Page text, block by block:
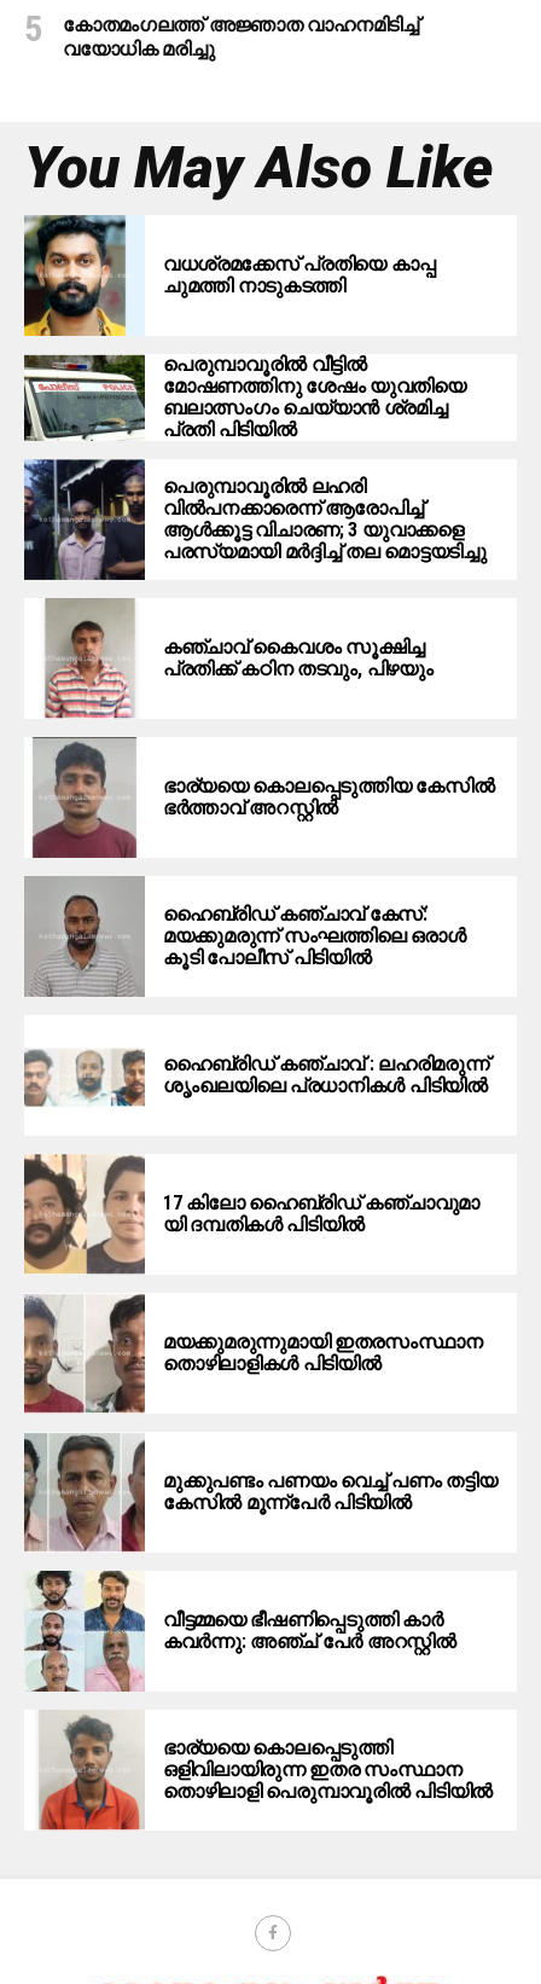
കോതമംഗലത്ത് അജ്ഞാത വാഹനമിടിച്ച്
വയോധിക മരിച്ചു
You May Also Like
വധശ്രമക്കേസ് പ്രതിയെ കാപ്പ
ചുമത്തി നാടുകടത്തി
പെരുമ്പാവൂരില്‍ വീട്ടില്‍
മോഷണത്തിനു ശേഷം യുവതിയെ
ബലാത്സംഗം ചെയ്യാന്‍ ശ്രമിച്ച
പ്രതി പിടിയില്‍
പെരുമ്പാവൂരില്‍ ലഹരി
വില്‍പനക്കാരെന്ന് ആരോപിച്ച്
ആള്‍ക്കൂട്ട വിചാരണ; 3 യുവാക്കളെ
പരസ്യമായി മര്‍ദ്ദിച്ച് തല മൊട്ടയടിച്ചു
കഞ്ചാവ് കൈവശം സൂക്ഷിച്ച
പ്രതിക്ക് കഠിന തടവും, പിഴയും
ഭാര്യയെ കൊലപ്പെടുത്തിയ കേസിൽ
ഭർത്താവ് അറസ്റ്റിൽ
ഹൈബ്രിഡ് കഞ്ചാവ് കേസ്:
മയക്കുമരുന്ന് സംഘത്തിലെ ഒരാൾ
കൂടി പോലീസ് പിടിയിൽ
ഹൈ​ബ്രി​ഡ് ക​ഞ്ചാ​വ് : ല​ഹ​രി​മ​രു​ന്ന്
ശൃം​ഖ​ല​യി​ലെ പ്ര​ധാ​നി​ക​ൾ പിടിയില്‍
17 കി​ലോ ഹൈ​ബ്രി​ഡ് ക​ഞ്ചാ​വു​മാ​
യി ദ​മ്പ​തി​ക​ൾ പി​ടി​യി​ൽ
മ​യ​ക്കു​മ​രു​ന്നു​മാ​യി ഇ​ത​ര​സം​സ്ഥാ​ന
തൊ​ഴി​ലാ​ളി​ക​ൾ പി​ടി​യി​ൽ
മുക്കുപണ്ടം പണയം വെച്ച് പണം തട്ടിയ
കേസിൽ മൂന്ന്പേർ പിടിയിൽ
വീട്ടമ്മയെ ഭീഷണിപ്പെടുത്തി കാര്‍
കവര്‍ന്നു: അഞ്ച് പേര്‍ അറസ്റ്റില്‍
ഭാര്യയെ കൊലപ്പെടുത്തി
ഒളിവിലായിരുന്ന ഇതര സംസ്ഥാന
തൊഴിലാളി പെരുമ്പാവൂരിൽ പിടിയിൽ